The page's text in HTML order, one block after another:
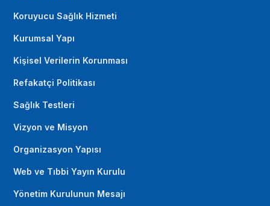
Koruyucu Sağlık Hizmeti
Kurumsal Yapı
Kişisel Verilerin Korunması
Refakatçi Politikası
Sağlık Testleri
Vizyon ve Misyon
Organizasyon Yapısı
Web ve Tıbbi Yayın Kurulu
Yönetim Kurulunun Mesajı